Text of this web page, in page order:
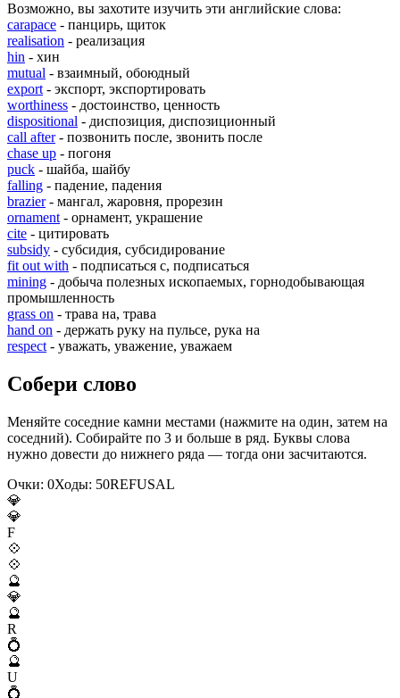
Возможно, вы захотите изучить эти английские слова:
carapace - панцирь, щиток
realisation - реализация
hin - хин
mutual - взаимный, обоюдный
export - экспорт, экспортировать
worthiness - достоинство, ценность
dispositional - диспозиция, диспозиционный
call after- позвонить после, звонить после
chase up - погоня
puck - шайба, шайбу
falling - падение, падения
brazier- мангал, жаровня, прорезин
ornament - орнамент, украшение
cite - цитировать
subsidy - субсидия, субсидирование
fit out with - подписаться с, подписаться
mining - добыча полезных ископаемых, горнодобывающая
промышленность
grass on - трава на, трава
hand on - держать руку на пульсе, рука на
respect - уважать, уважение, уважаем
Собери слово
Меняйте соседние камни местами (нажмите на один, затем на
соседний). Собирайте по 3 и больше в ряд. Буквы слова
нужно довести до нижнего ряда — тогда они засчитаются.
Очки: 0Ходы: 50REFUSAL
💎
💎
F
💠
💠
🔮
💎
🔮
R
💍
🔮
U
💍